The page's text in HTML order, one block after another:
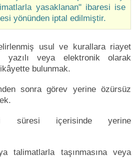
yasaklanan" ibaresi ise
yönünden iptal edilmiştir.
usul ve kurallara riayet
yazılı veya elektronik olarak
bulunmak.
sonra görev yerine özürsüz
süresi içerisinde yerine
talimatlarla taşınmasına veya